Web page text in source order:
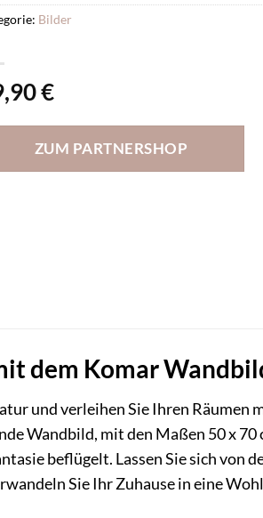
€
ZUM PARTNERSHOP
Bilder
dem Komar
und verleihen Sie Ihren Räumen
Wandbild, mit den Maßen 50 x
beflügelt. Lassen Sie sich von
Sie Ihr Zuhause in eine